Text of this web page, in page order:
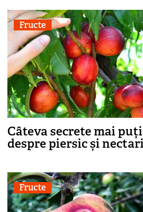
Fructe
Câteva secrete mai
despre piersic și
Fructe